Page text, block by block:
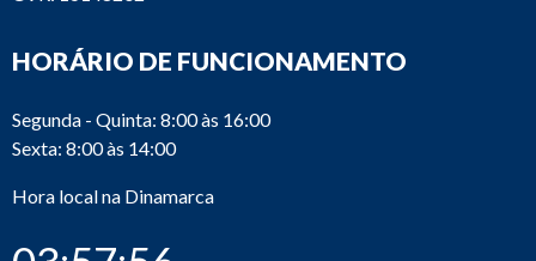
HORÁRIO DE FUNCIONAMENTO
Segunda - Quinta: 8:00 às 16:00
Sexta: 8:00 às 14:00
Hora local na Dinamarca